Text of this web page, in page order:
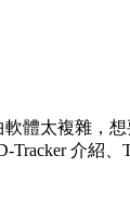
太複雜，
介紹、